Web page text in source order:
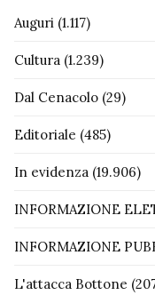
Auguri (1.117)
Cultura (1.239)
Dal Cenacolo (29)
Editoriale (485)
In evidenza (19.906)
INFORMAZIONE
INFORMAZIONE
L'attacca Bottone